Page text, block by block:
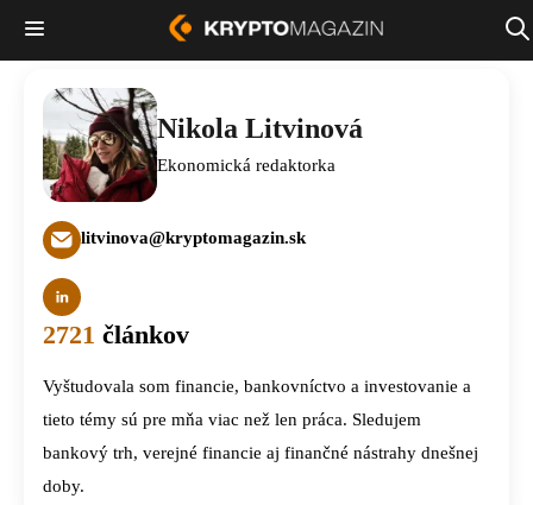
Nikola Litvinová
Ekonomická redaktorka
litvinova@kryptomagazin.sk
2721 článkov
Vyštudovala som financie, bankovníctvo a investovanie a
tieto témy sú pre mňa viac než len práca. Sledujem
bankový trh, verejné financie aj finančné nástrahy dnešnej
doby.